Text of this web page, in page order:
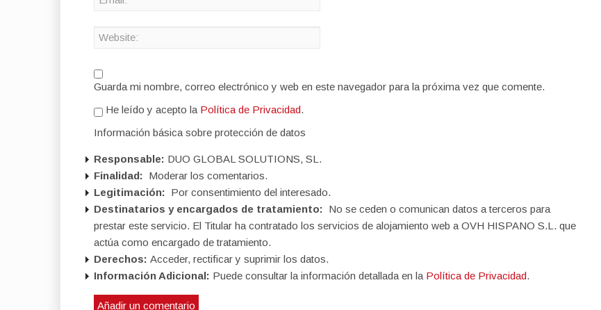
Guarda mi nombre, correo electrónico y web en este navegador para la próxima vez que comente.
He leído y acepto la Política de Privacidad.
Información básica sobre protección de datos
Responsable: DUO GLOBAL SOLUTIONS, SL.
Finalidad: Moderar los comentarios.
Legitimación: Por consentimiento del interesado.
Destinatarios y encargados de tratamiento: No se ceden o comunican datos a terceros para
prestar este servicio. El Titular ha contratado los servicios de alojamiento web a OVH HISPANO S.L. que
actúa como encargado de tratamiento.
Derechos: Acceder, rectificar y suprimir los datos.
Información Adicional: Puede consultar la información detallada en la Política de Privacidad.